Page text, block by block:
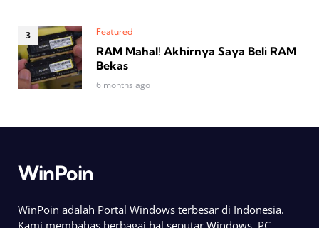
Featured
RAM Mahal! Akhirnya Saya Beli RAM
Bekas
6 months ago
WinPoin
WinPoin adalah Portal Windows terbesar di Indonesia.
Kami membahas berbagai hal seputar Windows, PC,